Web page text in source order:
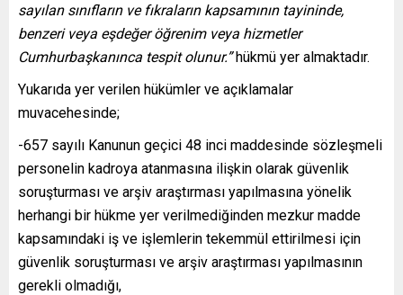
sayılan sınıfların ve fıkraların kapsamının tayininde,
benzeri veya eşdeğer öğrenim veya hizmetler
Cumhurbaşkanınca tespit olunur.”hükmü yer almaktadır.
Yukarıda yer verilen hükümler ve açıklamalar
muvacehesinde;
-657 sayılı Kanunun geçici 48 inci maddesinde sözleşmeli
personelin kadroya atanmasına ilişkin olarak güvenlik
soruşturması ve arşiv araştırması yapılmasına yönelik
herhangi bir hükme yer verilmediğinden mezkur madde
kapsamındaki iş ve işlemlerin tekemmül ettirilmesi için
güvenlik soruşturması ve arşiv araştırması yapılmasının
gerekli olmadığı,